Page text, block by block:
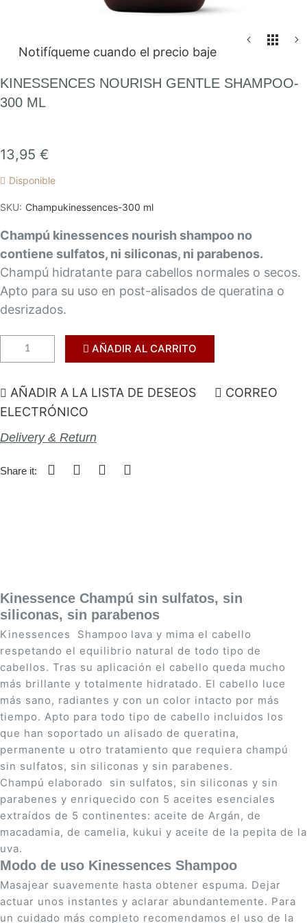
comienzo
de
Notifíqueme cuando el precio baje
KINESSENCES NOURISH GENTLE SHAMPOO-
300 ML
13,95 €
Disponible
SKU Champukinessences-300 ml
Champú kinessences nourish shampoo no
contiene sulfatos, ni siliconas, ni parabenos.
Champú hidratante para cabellos normales o secos.
Apto para su uso en post-alisados de queratina o
desrizados.
AÑADIR AL CARRITO
AÑADIR A LA LISTA DE DESEOS
CORREO
ELECTRÓNICO
Delivery & Return
Share it:
Kinessence Champú sin sulfatos, sin
siliconas, sin parabenos
Kinessences Shampoo lava y mima el cabello
respetando el equilibrio natural de todo tipo de
cabellos. Tras su aplicación el cabello queda mucho
más brillante y totalmente hidratado. El cabello luce
más sano, radiantes y con un color intacto por más
tiempo. Apto para todo tipo de cabello incluidos los
que han soportado un alisado de queratina,
permanente u otro tratamiento que requiera champú
sin sulfatos, sin siliconas y sin parabenes.
Champú elaborado sin sulfatos, sin siliconas y sin
parabenes y enriquecido con 5 aceites esenciales
extraídos de 5 continentes: aceite de Argán, de
macadamia, de camelia, kukui y aceite de la pepita de la
uva.
Modo de uso Kinessences Shampoo
Masajear suavemente hasta obtener espuma. Dejar
actuar unos instantes y aclarar abundantemente. Para
un cuidado más completo recomendamos el uso de la